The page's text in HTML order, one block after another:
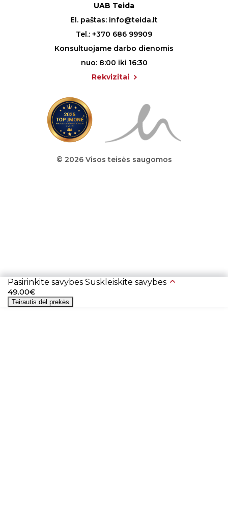
UAB Teida
El. paštas: info@teida.lt
Tel.: +370 686 99909
Konsultuojame darbo dienomis
nuo: 8:00 iki 16:30
Rekvizitai
© 2026 Visos teisės saugomos
Pasirinkite savybes Suskleiskite savybes
49.00€
Teirautis dėl prekės